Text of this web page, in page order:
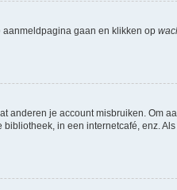
gaan en klikken op
anderen je account misbruiken. Om
in een internetcafé, enz.